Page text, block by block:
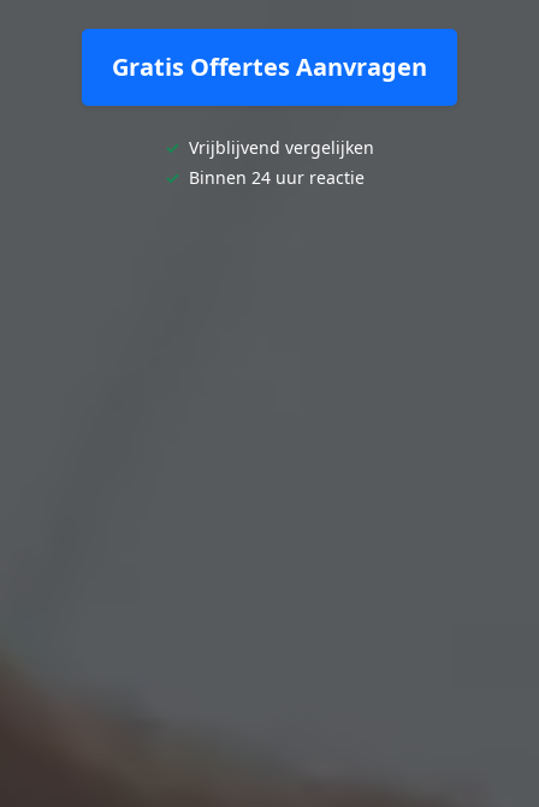
Gratis Offertes Aanvragen
✓ Vrijblijvend vergelijken
✓ Binnen 24 uur reactie